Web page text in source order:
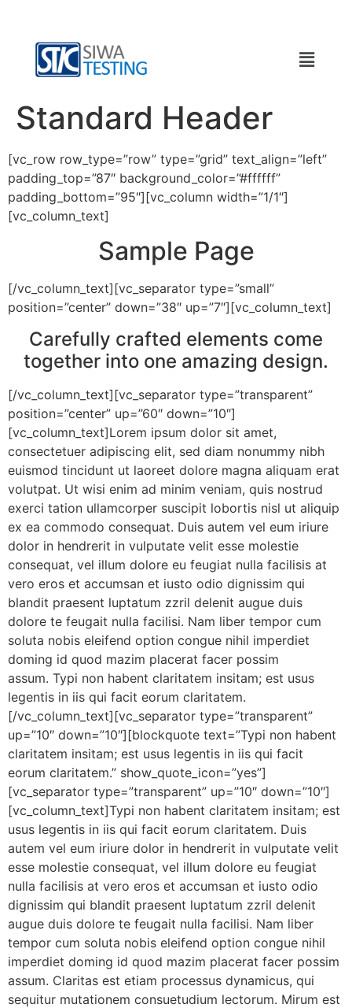
Standard Header
[vc_row row_type=”row” type=”grid” text_align=”left”
padding_top=”87″ background_color=”#ffffff”
padding_bottom=”95″][vc_column width=”1/1″]
[vc_column_text]
Sample Page
[/vc_column_text][vc_separator type=”small”
position=”center” down=”38″ up=”7″][vc_column_text]
Carefully crafted elements come
together into one amazing design.
[/vc_column_text][vc_separator type=”transparent”
position=”center” up=”60″ down=”10″]
[vc_column_text]Lorem ipsum dolor sit amet,
consectetuer adipiscing elit, sed diam nonummy nibh
euismod tincidunt ut laoreet dolore magna aliquam erat
volutpat. Ut wisi enim ad minim veniam, quis nostrud
exerci tation ullamcorper suscipit lobortis nisl ut aliquip
ex ea commodo consequat. Duis autem vel eum iriure
dolor in hendrerit in vulputate velit esse molestie
consequat, vel illum dolore eu feugiat nulla facilisis at
vero eros et accumsan et iusto odio dignissim qui
blandit praesent luptatum zzril delenit augue duis
dolore te feugait nulla facilisi. Nam liber tempor cum
soluta nobis eleifend option congue nihil imperdiet
doming id quod mazim placerat facer possim
assum. Typi non habent claritatem insitam; est usus
legentis in iis qui facit eorum claritatem.
[/vc_column_text][vc_separator type=”transparent”
up=”10″ down=”10″][blockquote text=”Typi non habent
claritatem insitam; est usus legentis in iis qui facit
eorum claritatem.” show_quote_icon=”yes”]
[vc_separator type=”transparent” up=”10″ down=”10″]
[vc_column_text]Typi non habent claritatem insitam; est
usus legentis in iis qui facit eorum claritatem. Duis
autem vel eum iriure dolor in hendrerit in vulputate velit
esse molestie consequat, vel illum dolore eu feugiat
nulla facilisis at vero eros et accumsan et iusto odio
dignissim qui blandit praesent luptatum zzril delenit
augue duis dolore te feugait nulla facilisi. Nam liber
tempor cum soluta nobis eleifend option congue nihil
imperdiet doming id quod mazim placerat facer possim
assum. Claritas est etiam processus dynamicus, qui
sequitur mutationem consuetudium lectorum. Mirum est